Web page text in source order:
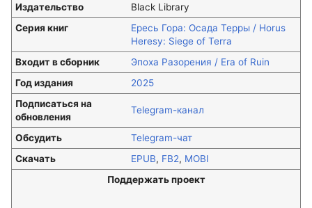
Издательство
Black Library
Серия книг
Ересь Гора: Осада Терры / Horus
Heresy: Siege of Terra
Входит в сборник
Эпоха Разорения / Era of Ruin
Год издания
2025
Подписаться на
обновления
Telegram-канал
Обсудить
Telegram-чат
Скачать
EPUB, FB2, MOBI
Поддержать проект